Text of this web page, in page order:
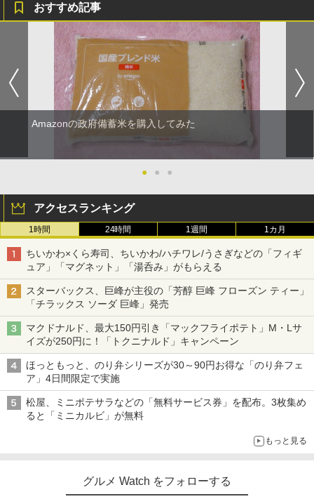
おすすめ記事
Amazonの政府備蓄米を購入してみた
● ● ●
アクセスランキング
1時間 24時間 1週間 1カ月
ちいかわ×くら寿司、ちいかわ/ハチワレ/うさぎなどの「フィギ
ュア」「マグネット」「湯呑み」がもらえる
スターバックス、巨峰が主役の「芳醇 巨峰 フローズン ティー」
「チラックス ソーダ 巨峰」発売
マクドナルド、最大150円引き「マックフライポテト」M・Lサ
イズが250円に！「トクニナルド」キャンペーン
ほっともっと、のり弁シリーズが30～90円お得な「のり弁フェ
ア」4日間限定で実施
松屋、ミニポテサラなどの「無料サービス券」を配布。3枚集め
ると「ミニカルビ」が無料
もっと見る
グルメ Watch をフォローする